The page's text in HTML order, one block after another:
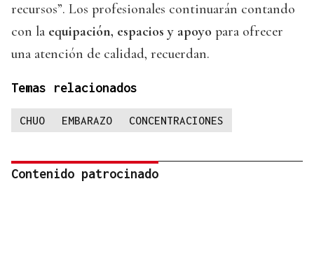
recursos”. Los profesionales continuarán contando
con la equipación, espacios y apoyo para ofrecer
una atención de calidad, recuerdan.
Temas relacionados
CHUO EMBARAZO CONCENTRACIONES
Contenido patrocinado